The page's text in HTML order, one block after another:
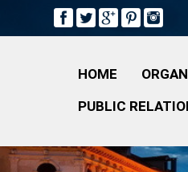
HOME
PUBLIC